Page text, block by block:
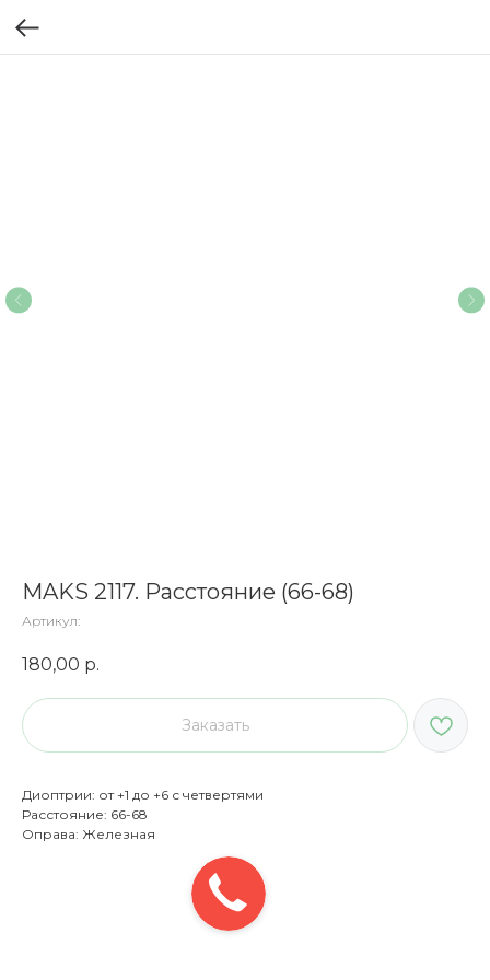
MAKS 2117. Расстояние (66-68)
Артикул:
180,00 р.
Заказать
Диоптрии: от +1 до +6 с четвертями
Расстояние: 66-68
Оправа: Железная